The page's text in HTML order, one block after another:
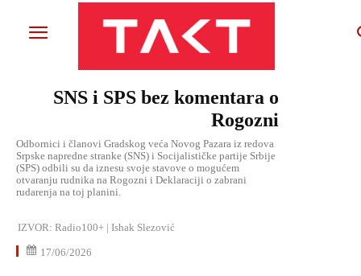
SNS i SPS bez komentara o
Rogozni
Odbornici i članovi Gradskog veća Novog Pazara iz redova
Srpske napredne stranke (SNS) i Socijalističke partije Srbije
(SPS) odbili su da iznesu svoje stavove o mogućem
otvaranju rudnika na Rogozni i Deklaraciji o zabrani
rudarenja na toj planini.
IZVOR: Radio100+ | Ishak Slezović
17/06/2026